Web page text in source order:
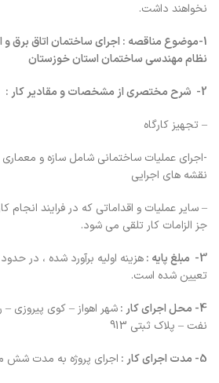
نخواهند داشت.
1-موضوع‌
مناقصه ‌: اجرای ساختمان اتاق برق و
نظام مهندسی ساختمان استان خوزستان
2- شرح‌ مختصري‌ از مشخصات‌ و مقادير كار :
– تجهیز کارگاه
-اجرای عملیات ساختمانی شامل سازه و
نقشه های اجرایی
– سایر عملیات و اقداماتی که در فرایند انجام
جز الزامات کار تلقی می شود.
3- مبلغ پایه :
تعیین شده است.
4- محل‌ اجراي‌ كار :
شهر اهواز – کوی پیروزی
نفت – پلاک ثبتی 913
5- مدت‌ اجراي‌ كار :
اجرای پروژه به مدت شش